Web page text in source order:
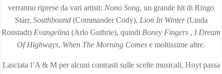
verranno riprese da vari artisti: Nono Song, un grande hit di Ringo
Starr, Southbound(Commander Cody), Lion In Winter(Linda
Ronstadt) Evangelina (Arlo Guthrie), quindi Boney Fingers , I Dream
Of Highways, When The Morning Comes e moltissime altre.
Lasciata l’A & M per alcuni contrasti sulle scelte musicali, Hoyt passa